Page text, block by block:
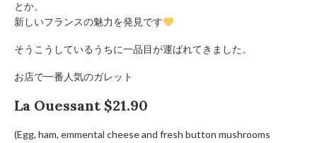
とか。
新しいフランスの魅力を発見です
そうこうしているうちに一品目が運ばれてきました。
お店で一番人気のガレット
La Ouessant $21.90
(Egg, ham, emmental cheese and fresh button mushrooms